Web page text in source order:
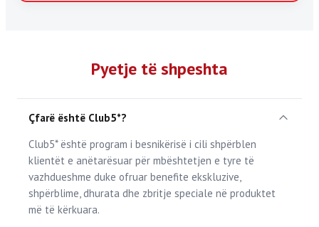
Pyetje të shpeshta
Çfarë është Club5*?
Club5* është program i besnikërisë i cili shpërblen
klientët e anëtarësuar për mbështetjen e tyre të
vazhdueshme duke ofruar benefite ekskluzive,
shpërblime, dhurata dhe zbritje speciale në produktet
më të kërkuara.